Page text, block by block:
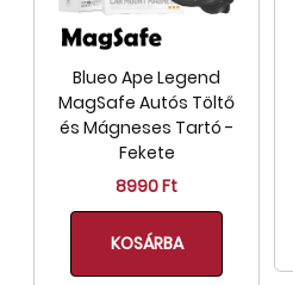
Blueo Ape Legend
MagSafe Autós Töltő
és Mágneses Tartó -
Fekete
8990 Ft
KOSÁRBA